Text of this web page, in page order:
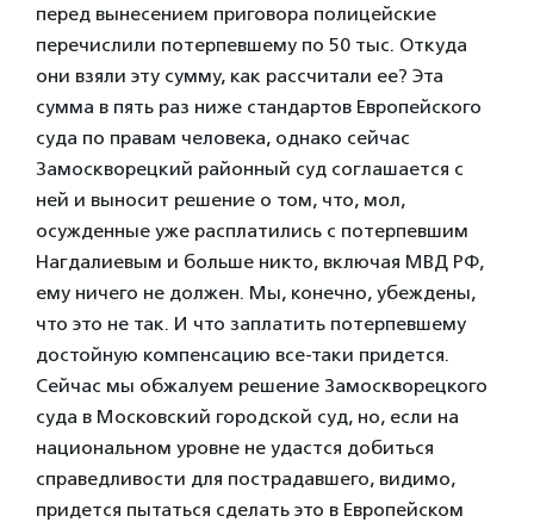
перед вынесением приговора полицейские
перечислили потерпевшему по 50 тыс. Откуда
они взяли эту сумму, как рассчитали ее? Эта
сумма в пять раз ниже стандартов Европейского
суда по правам человека, однако сейчас
Замоскворецкий районный суд соглашается с
ней и выносит решение о том, что, мол,
осужденные уже расплатились с потерпевшим
Нагдалиевым и больше никто, включая МВД РФ,
ему ничего не должен. Мы, конечно, убеждены,
что это не так. И что заплатить потерпевшему
достойную компенсацию все-таки придется.
Сейчас мы обжалуем решение Замоскворецкого
суда в Московский городской суд, но, если на
национальном уровне не удастся добиться
справедливости для пострадавшего, видимо,
придется пытаться сделать это в Европейском